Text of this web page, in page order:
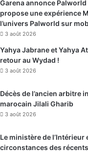
Garena annonce Palworld
propose une expérience
l’univers Palworld sur
3 août 2026
Yahya Jabrane et Yahya
retour au Wydad !
3 août 2026
Décès de l’ancien arbitre
marocain Jilali Gharib
3 août 2026
Le ministère de l’Intérieur
circonstances des